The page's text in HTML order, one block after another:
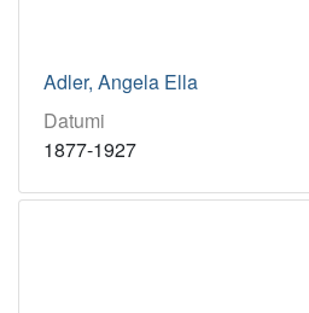
Adler, Angela Ella
Datumi
1877-1927